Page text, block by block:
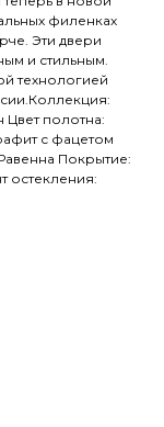
филенках
Эти двери
и стильным.
технологией
полотна:
с фацетом
Покрытие:
остекления: